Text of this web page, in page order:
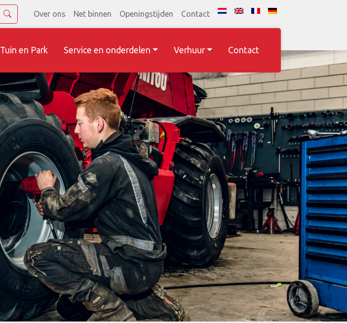
Over ons Net binnen Openingstijden Contact
Tuin en Park Service en onderdelen Verhuur Contact